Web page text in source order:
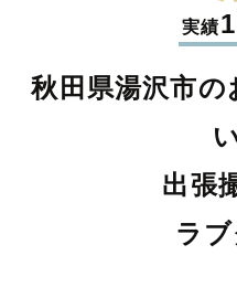
実績
秋田県湯沢市
出張
ラ